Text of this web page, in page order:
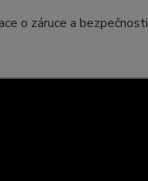
o záruce a bezpečnosti